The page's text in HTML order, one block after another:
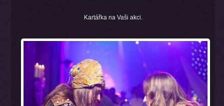
Kartářka na Vaši akci.